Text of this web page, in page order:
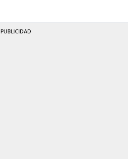
PUBLICIDAD